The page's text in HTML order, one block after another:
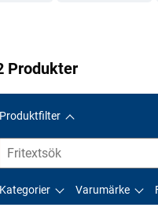
Produkter
Produktfilter
Kategorier Varumärke